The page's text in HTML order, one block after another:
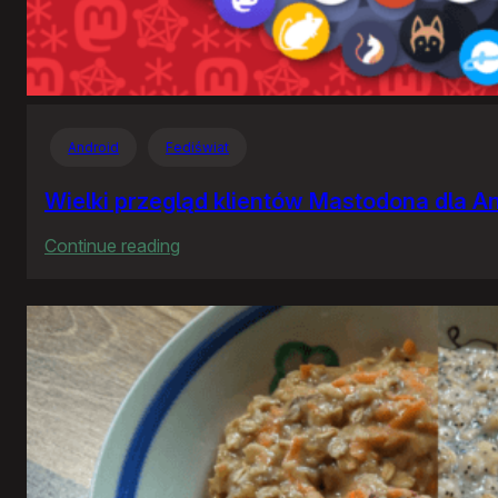
Android Fediświat
Wielki przegląd klientów Mastodona dla
Continue reading
przegląd
klientów
Mastodona
dla
Androida